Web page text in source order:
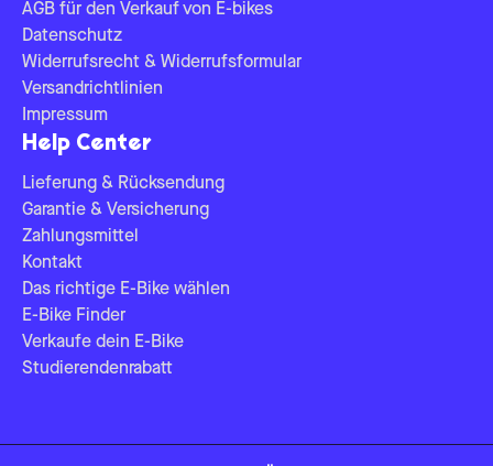
AGB für den Verkauf von E-bikes
Datenschutz
Widerrufsrecht & Widerrufsformular
Versandrichtlinien
Impressum
Help Center
Lieferung & Rücksendung
Garantie & Versicherung
Zahlungsmittel
Kontakt
Das richtige E-Bike wählen
E-Bike Finder
Verkaufe dein E-Bike
Studierendenrabatt